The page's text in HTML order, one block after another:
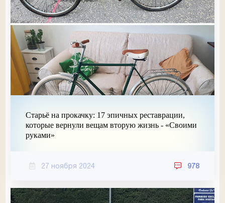
Старьё на прокачку: 17 эпичных реставрации,
которые вернули вещам вторую жизнь - «Своими
руками»
27 ноября 2024 978